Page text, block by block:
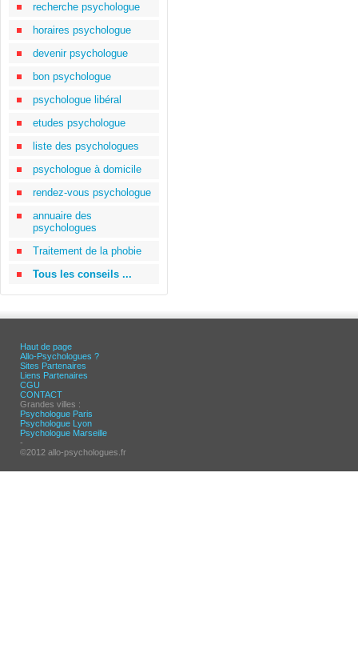
recherche psychologue
horaires psychologue
devenir psychologue
bon psychologue
psychologue libéral
etudes psychologue
liste des psychologues
psychologue à domicile
rendez-vous psychologue
annuaire des
psychologues
Traitement de la phobie
Tous les conseils ...
Haut de page
Allo-Psychologues ?
Sites Partenaires
Liens Partenaires
CGU
CONTACT
Grandes villes :
Psychologue Paris
Psychologue Lyon
Psychologue Marseille
-
©2012 allo-psychologues.fr